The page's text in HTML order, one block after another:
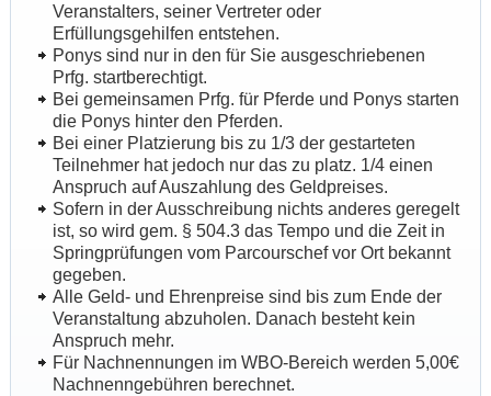
Veranstalters, seiner Vertreter oder
Erfüllungsgehilfen entstehen.
Ponys sind nur in den für Sie ausgeschriebenen
Prfg. startberechtigt.
Bei gemeinsamen Prfg. für Pferde und Ponys starten
die Ponys hinter den Pferden.
Bei einer Platzierung bis zu 1/3 der gestarteten
Teilnehmer hat jedoch nur das zu platz. 1/4 einen
Anspruch auf Auszahlung des Geldpreises.
Sofern in der Ausschreibung nichts anderes geregelt
ist, so wird gem. § 504.3 das Tempo und die Zeit in
Springprüfungen vom Parcourschef vor Ort bekannt
gegeben.
Alle Geld- und Ehrenpreise sind bis zum Ende der
Veranstaltung abzuholen. Danach besteht kein
Anspruch mehr.
Für Nachnennungen im WBO-Bereich werden 5,00€
Nachnenngebühren berechnet.